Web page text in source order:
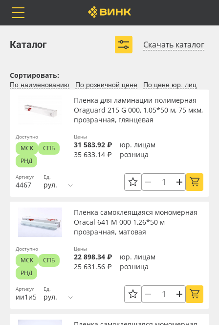
Бренды
Бренды
Доставка
Сервис
Инструкции
Компания
Контакты
Рулонные материалы
Самоклеящиеся плёнки
Листовые материалы
Клей, скотчи и крепёж
Мобильные конструкции и POS-материалы
Профильные системы
Сублимация и термотрансфер
Каталог Скачать каталог
Рулонные материалы
Самоклеящиеся плёнки
Клей, скотчи и крепёж
Мобильные конструкции и POS-материалы
Профильные системы
Развернуть (5)
Сбросить фильтр
Сортировать:
По наименованию По розничной цене По цене юр. лиц
Артикул
4467
Пленка для ламинации полимерная
Oraguard 215 G 000, 1,05*50 м, 75 мкм,
прозрачная, глянцевая
Ед.
рул.
Цены
31 583.92 ₽
юр. лицам
35 633.14 ₽
розница
Доступно
МСК
СПБ
РНД
Артикул
ии1и5
Пленка самоклеящаяся мономерная
Oracal 641 M 000 1,26*50 м
прозрачная, матовая
Ед.
рул.
Цены
22 898.34 ₽
юр. лицам
25 631.56 ₽
розница
Доступно
МСК
СПБ
РНД